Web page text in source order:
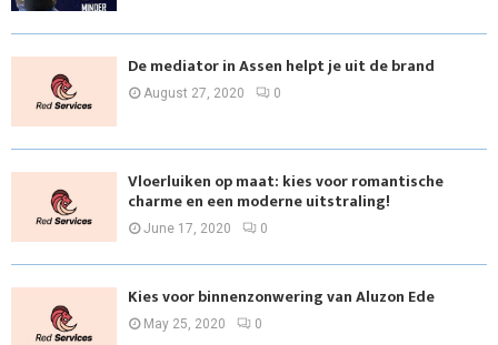
De mediator in Assen helpt je uit de brand
August 27, 2020 0
Vloerluiken op maat: kies voor romantische
charme en een moderne uitstraling!
June 17, 2020 0
Kies voor binnenzonwering van Aluzon Ede
May 25, 2020 0